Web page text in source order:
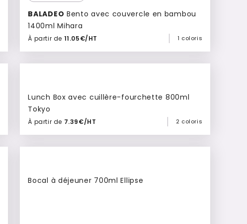
BALADEO
1400ml Mihara
À partir de 11.05€/HT 1 coloris
Ajouter à mon devis
Lunch Box avec cuillère-fourchette 800ml
Tokyo
À partir de 7.39€/HT 2 coloris
Ajouter à mon devis
Bocal à déjeuner 700ml Ellipse